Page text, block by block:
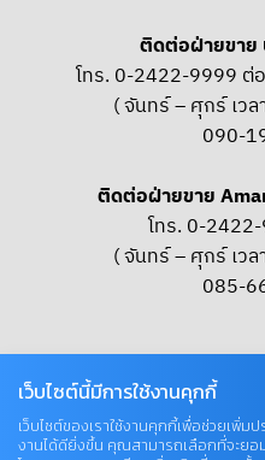
ติดต่อฝ่ายขาย
โทร. 0-2422-9999 ต่
( จันทร์ – ศุกร์ เว
090-
ติดต่อฝ่ายขาย
โทร. 0-
( จันทร์ – ศุกร์ เว
085-
เว็บไซต์นี้มีการใช้งานคุกกี้
เว็บไซต์ของเราใช้งานคุกกี้เพื่อช่วยเพิ่ม
งานได้ดียิ่งขึ้น คุณสามารถเลือกที่จะยอ